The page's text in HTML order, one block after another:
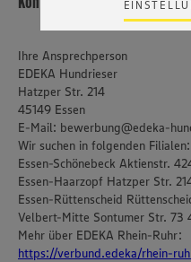
Zudem wissen wir nicht
genannten Dienste Ihre
Informationen zur Nutzung
unseren
Policy unter den
Ihre Ansprechperson
EDEKA Hundrieser
Hatzper Str. 214
45149 Essen
E-Mail: bewerbung@edeka-
Wir suchen in folgenden Filialen:
Essen-Schönebeck Aktienstr.
Essen-Haarzopf Hatzper Str.
Essen-Rüttenscheid
Velbert-Mitte Sontumer Str. 73
Mehr über EDEKA Rhein-Ruhr:
https://verbund.edeka/rhein-